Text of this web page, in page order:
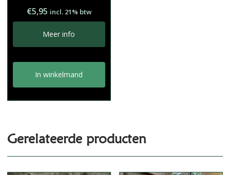
€5,95 incl. 21% btw
Meer info
In winkelmand
Gerelateerde producten